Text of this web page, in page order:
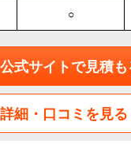
○
公式サイトで見積も
詳細・口コミを見る